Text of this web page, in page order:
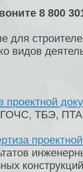
8 800
для
видов
проектной
ТБЭ,